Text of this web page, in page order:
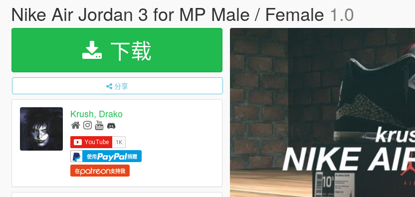
Nike Air Jordan 3 for MP Male / Female 1.0
下载
分享
Krush, Drako
使用 捐赠
在 支持我